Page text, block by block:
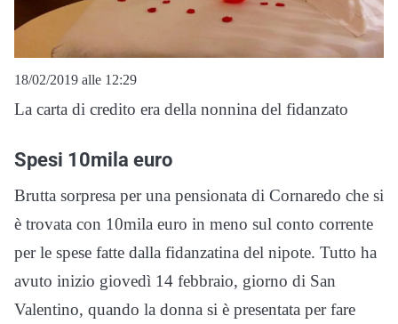
18/02/2019 alle 12:29
La carta di credito era della nonnina del fidanzato
Spesi 10mila euro
Brutta sorpresa per una pensionata di Cornaredo che si
è trovata con 10mila euro in meno sul conto corrente
per le spese fatte dalla fidanzatina del nipote. Tutto ha
avuto inizio giovedì 14 febbraio, giorno di San
Valentino, quando la donna si è presentata per fare